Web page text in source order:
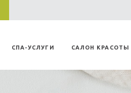
СПА-УСЛУГИ САЛОН КРАСОТЫ